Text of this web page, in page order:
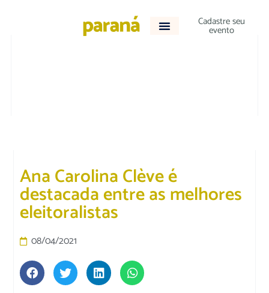
Cadastre seu
evento
Ana Carolina Clève é
destacada entre as melhores
eleitoralistas
08/04/2021